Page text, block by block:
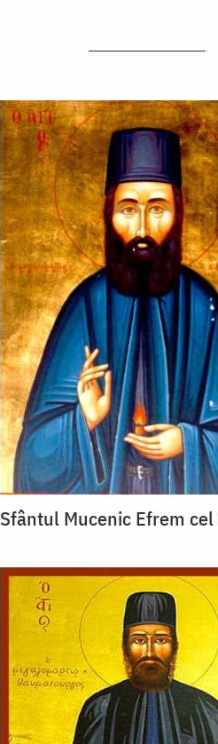
Sfântul Mucenic Efrem cel